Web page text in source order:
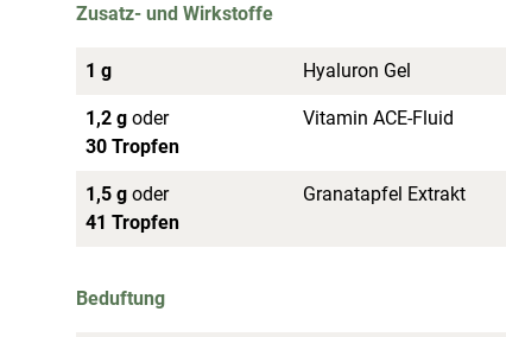
Zusatz- und Wirkstoffe
1 g Hyaluron Gel
1,2 g oder
30 Tropfen
Vitamin ACE-Fluid
1,5 g oder
41 Tropfen
Granatapfel Extrakt
Beduftung